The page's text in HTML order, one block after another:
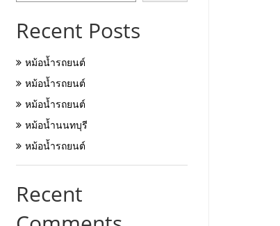
Recent Posts
หม้อน้ำรถยนต์
หม้อน้ำรถยนต์
หม้อน้ำรถยนต์
หม้อน้ำนนทบุรี
หม้อน้ำรถยนต์
Recent